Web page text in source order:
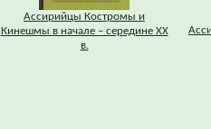
Ассирийцы Костромы и
Кинешмы в начале – середине XX
в.